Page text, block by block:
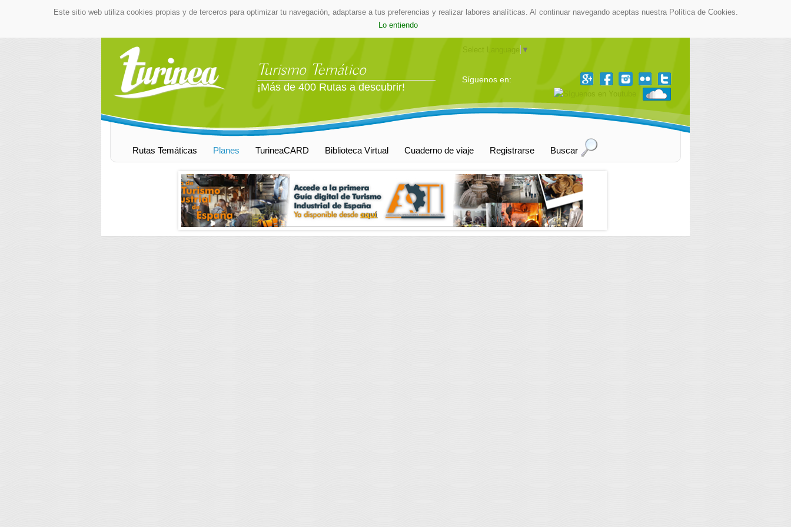
Este sitio web utiliza cookies propias y de terceros para optimizar tu navegación, adaptarse a tus preferencias y realizar labores analíticas. Al continuar navegando aceptas nuestra Política de Cookies.
Lo entiendo
Turismo Temático
¡Más de 400 Rutas a descubrir!
Select Language ▼
Síguenos en:
Rutas Temáticas Planes TurineaCARD Biblioteca Virtual Cuaderno de viaje Registrarse Buscar